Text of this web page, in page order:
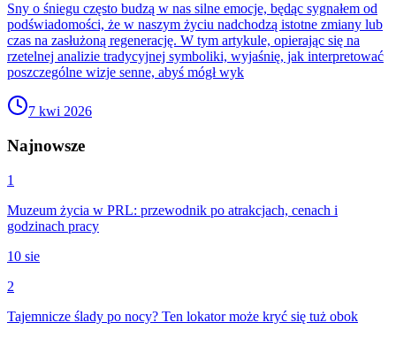
Sny o śniegu często budzą w nas silne emocje, będąc sygnałem od
podświadomości, że w naszym życiu nadchodzą istotne zmiany lub
czas na zasłużoną regenerację. W tym artykule, opierając się na
rzetelnej analizie tradycyjnej symboliki, wyjaśnię, jak interpretować
poszczególne wizje senne, abyś mógł wyk
7 kwi 2026
Najnowsze
1
Muzeum życia w PRL: przewodnik po atrakcjach, cenach i
godzinach pracy
10 sie
2
Tajemnicze ślady po nocy? Ten lokator może kryć się tuż obok